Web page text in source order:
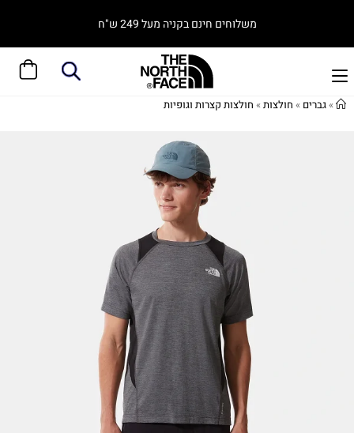
משלוחים חינם בקניה מעל 249 ש"ח
»גברים » חולצות» חולצות קצרות וגופיות